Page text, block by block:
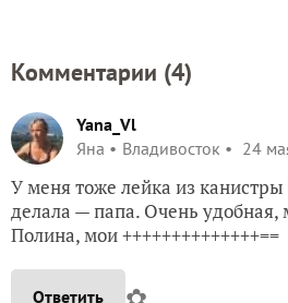
Комментарии (4)
Yana_Vl
Яна
Владивосток 24
У меня тоже лейка из канистры
делала — папа. Очень удобная,
Полина, мои ++++++++++++++==
Ответить